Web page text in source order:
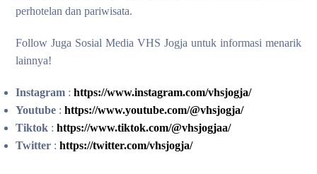
perhotelan dan pariwisata.
Follow Juga Sosial Media VHS Jogja untuk informasi menarik
lainnya!
Instagram : https://www.instagram.com/vhsjogja/
Youtube : https://www.youtube.com/@vhsjogja/
Tiktok : https://www.tiktok.com/@vhsjogjaa/
Twitter :https://twitter.com/vhsjogja/